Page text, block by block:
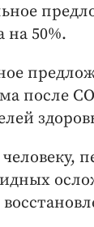
на 50%.
после